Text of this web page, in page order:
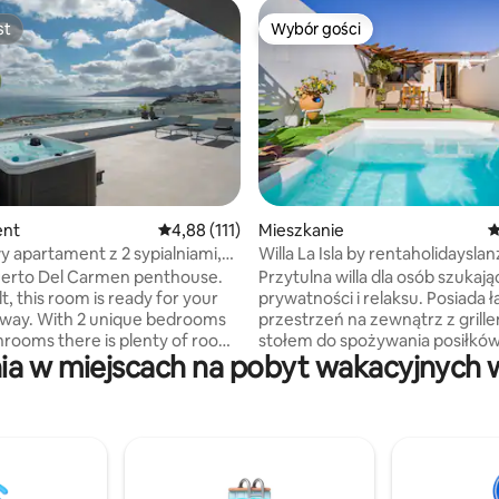
liczba recenzji: 79 Średnia ocena: 4,88 na 5, liczba recenzji: 111
4,88 (111)
apartament z 2 sypialniami,
ocean i jacuzzi, luksus...
Del Carmen penthouse.
this room is ready for your
With 2 unique bedrooms
there is plenty of room
family to enjoy. Bask in the
take in the picturesque
top-of-the-line amenities such
Wybór gości
Wybór gości
Mieszkanie
Willa La Isla by
Przytulna willa dla osób
prywatności i relaksu. Posiada
przestrzeń na zewnątrz z
stołem do spożywania
świeżym powietrzu, basen i
miejsce do czytania lub
pary z dziećmi. Łazienka ma
prysznic i jest gustownie
w miejscach na pobyt wakacyjnych